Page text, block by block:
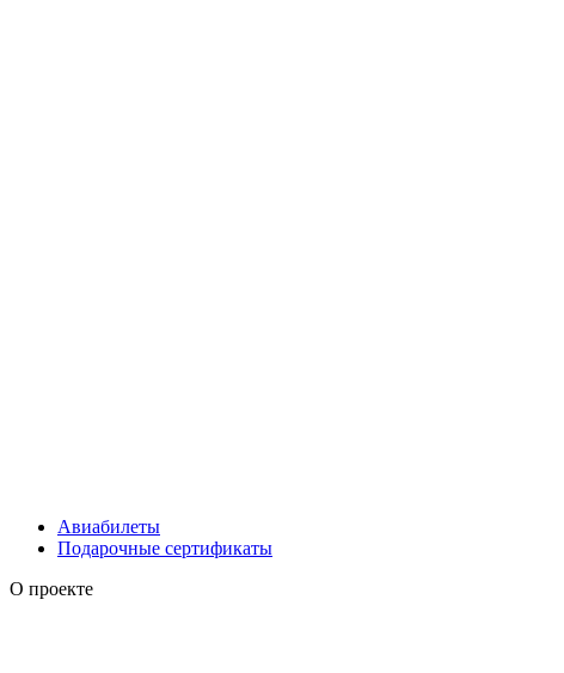
Авиабилеты
Подарочные сертификаты
О проекте